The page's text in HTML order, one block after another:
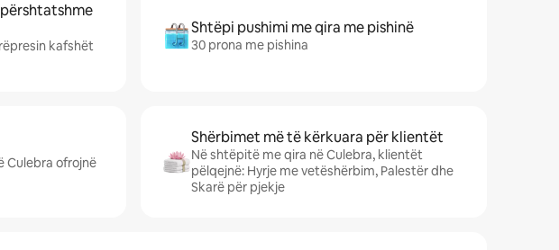
kafshët
Shtëpi pushimi me qira me pishinë
30 prona me pishina
Culebra ofrojnë
Shërbimet më të kërkuara për klientët
Në shtëpitë me qira në Culebra, klientët
pëlqejnë: Hyrje me vetëshërbim, Palestër dhe
Skarë për pjekje